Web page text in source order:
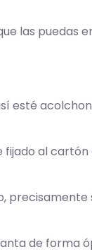
las puedas
esté
al cartón
precisamente
de forma